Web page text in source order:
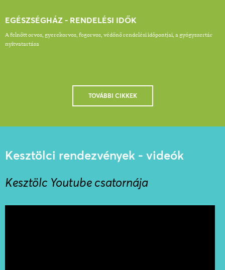
EGÉSZSÉGHÁZ - RENDELÉSI IDŐK
A felnőtt orvos, gyerekorvos, fogorvos, védőnő rendelési időpontjai, a gyógyszertár
nyitvatartása
TOVÁBBI CIKKEK
Kesztölci rendezvények - videók
Kesztölc Youtube csatornája